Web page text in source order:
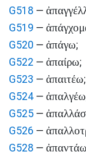
G518 —
G519 —
G520 — ἀπάγω;
G522 — ἀπαίρω;
G523 — ἀπαιτέω;
G524 — ἀπαλγέω
G525 —
G526 —
G528 — ἀπαντάω